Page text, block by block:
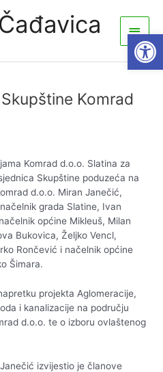
Main
Menu
Komrad
Komrad d.o.o. Slatina za
Skupštine poduzeća na
d.o.o. Miran Janečić,
grada Slatine, Ivan
općine Mikleuš, Milan
Bukovica, Željko Vencl,
Rončević i načelnik općine
Šimara.
projekta Aglomeracije,
i kanalizacije na području
d.o.o. te o izboru ovlaštenog
izvijestio je članove